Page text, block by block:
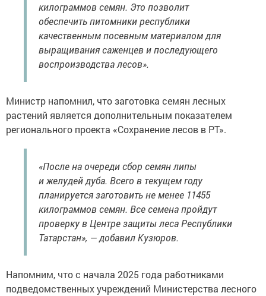
килограммов семян. Это позволит
обеспечить питомники республики
качественным посевным материалом для
выращивания саженцев и последующего
воспроизводства лесов».
Министр напомнил, что заготовка семян лесных
растений является дополнительным показателем
регионального проекта «Сохранение лесов в РТ».
«После на очереди сбор семян липы
и желудей дуба. Всего в текущем году
планируется заготовить не менее 11455
килограммов семян. Все семена пройдут
проверку в Центре защиты леса Республики
Татарстан», — добавил Кузюров.
Напомним, что с начала 2025 года работниками
подведомственных учреждений Министерства лесного